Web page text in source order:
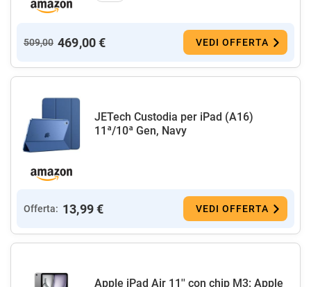
509,00 469,00 € VEDI OFFERTA
JETech Custodia per iPad (A16)
11ª/10ª Gen, Navy
Offerta: 13,99 € VEDI OFFERTA
Apple iPad Air 11'' con chip M3: Apple